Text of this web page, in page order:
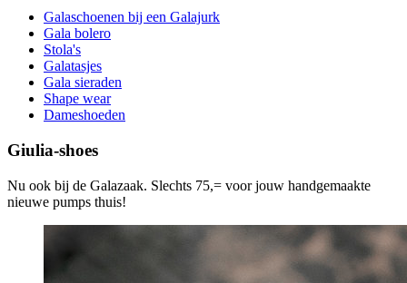
Galaschoenen bij een Galajurk
Gala bolero
Stola's
Galatasjes
Gala sieraden
Shape wear
Dameshoeden
Giulia-shoes
Nu ook bij de Galazaak. Slechts 75,= voor jouw handgemaakte
nieuwe pumps thuis!